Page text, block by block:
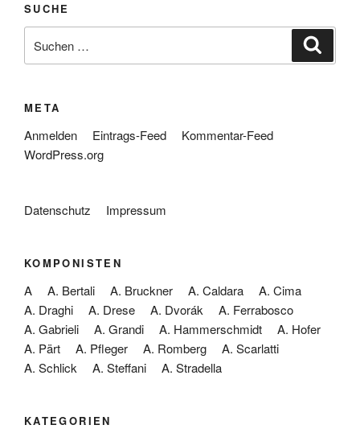
SUCHE
nach:
META
Anmelden Eintrags-Feed
Kommentar-Feed
WordPress.org
Datenschutz Impressum
KOMPONISTEN
A A. Bertali A. Bruckner A. Caldara
A. Cima
A. Draghi
A. Drese A. Dvorák
A. Ferrabosco
A. Gabrieli
A. Grandi A. Hammerschmidt
A. Hofer
A. Pärt
A. Pfleger A. Romberg
A. Scarlatti
A. Schlick
A. Steffani A. Stradella
KATEGORIEN